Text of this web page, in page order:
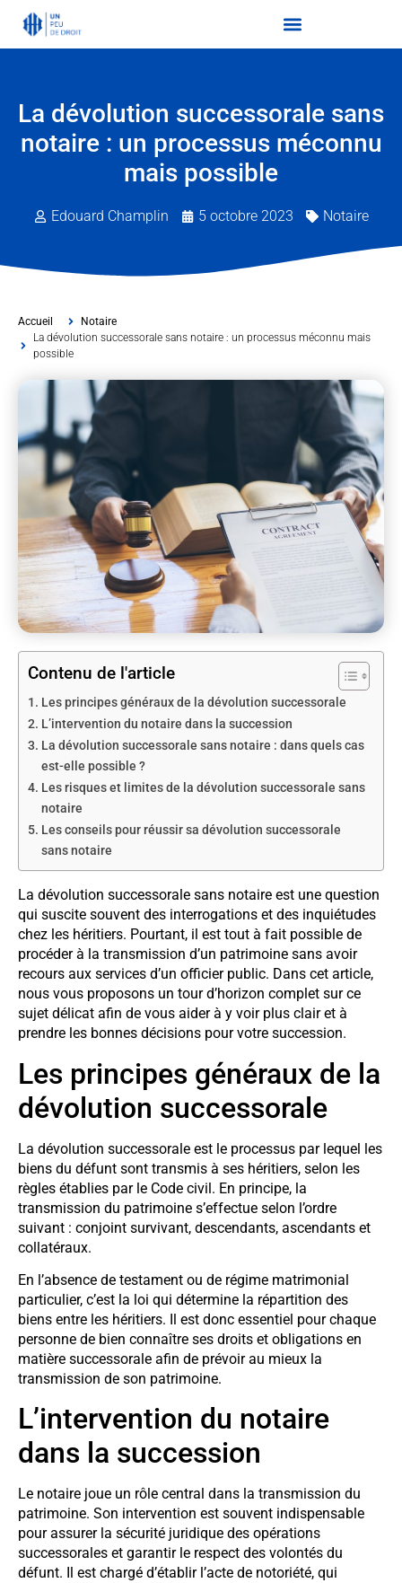
La dévolution successorale sans
notaire : un processus méconnu
mais possible
Edouard Champlin 5 octobre 2023 Notaire
Accueil
Notaire
La dévolution successorale sans notaire : un processus méconnu mais
possible
Contenu de l'article
Les principes généraux de la dévolution successorale
L’intervention du notaire dans la succession
La dévolution successorale sans notaire : dans quels cas
est-elle possible ?
Les risques et limites de la dévolution successorale sans
notaire
Les conseils pour réussir sa dévolution successorale
sans notaire
La dévolution successorale sans notaire est une question
qui suscite souvent des interrogations et des inquiétudes
chez les héritiers. Pourtant, il est tout à fait possible de
procéder à la transmission d’un patrimoine sans avoir
recours aux services d’un officier public. Dans cet article,
nous vous proposons un tour d’horizon complet sur ce
sujet délicat afin de vous aider à y voir plus clair et à
prendre les bonnes décisions pour votre succession.
Les principes généraux de la
dévolution successorale
La dévolution successorale est le processus par lequel les
biens du défunt sont transmis à ses héritiers, selon les
règles établies par le Code civil. En principe, la
transmission du patrimoine s’effectue selon l’ordre
suivant : conjoint survivant, descendants, ascendants et
collatéraux.
En l’absence de testament ou de régime matrimonial
particulier, c’est la loi qui détermine la répartition des
biens entre les héritiers. Il est donc essentiel pour chaque
personne de bien connaître ses droits et obligations en
matière successorale afin de prévoir au mieux la
transmission de son patrimoine.
L’intervention du notaire
dans la succession
Le notaire joue un rôle central dans la transmission du
patrimoine. Son intervention est souvent indispensable
pour assurer la sécurité juridique des opérations
successorales et garantir le respect des volontés du
défunt. Il est chargé d’établir l’acte de notoriété, qui